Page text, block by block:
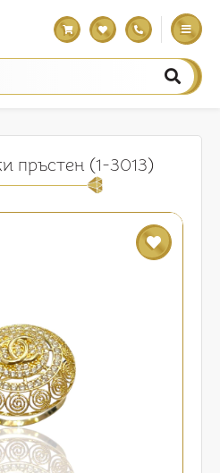
пръстен (1-3013)